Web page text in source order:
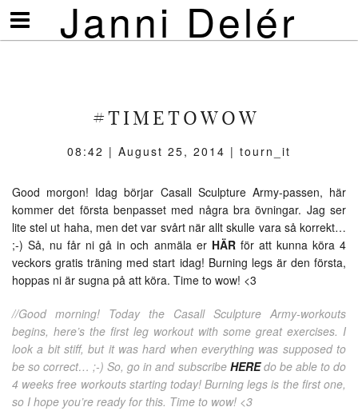
Janni Delér
Visa/göm
meny
#TIMETOWOW
08:42 | August 25, 2014 | tourn_it
Good morgon! Idag börjar Casall Sculpture Army-passen, här
kommer det första benpasset med några bra övningar. Jag ser
lite stel ut haha, men det var svårt när allt skulle vara så korrekt…
;-) Så, nu får ni gå in och anmäla er HÄRför att kunna köra 4
veckors gratis träning med start idag! Burning legs är den första,
hoppas ni är sugna på att köra. Time to wow! <3
//Good morning! Today the Casall Sculpture Army-workouts
begins, here’s the first leg workout with some great exercises. I
look a bit stiff, but it was hard when everything was supposed to
be so correct… ;-) So, go in and subscribe HEREdo be able to do
4 weeks free workouts starting today! Burning legs is the first one,
so I hope you’re ready for this. Time to wow! <3